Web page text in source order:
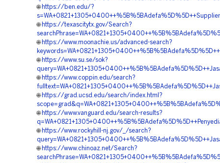
🌐 https://ben.edu/?
🌐 https://texascitytx.gov/Search?
🌐 https://www.moonachie.us/advanced-search?
🌐 https://www.su.se/sok?
🌐 https://www.coppin.edu/search?
🌐 https://grad.ucsd.edu/search/index.html?
🌐 https://www.vanguard.edu/search-results?
🌐 https://www.rockyhill-nj.gov/_/search?
🌐 https://www.chinoaz.net/Search?